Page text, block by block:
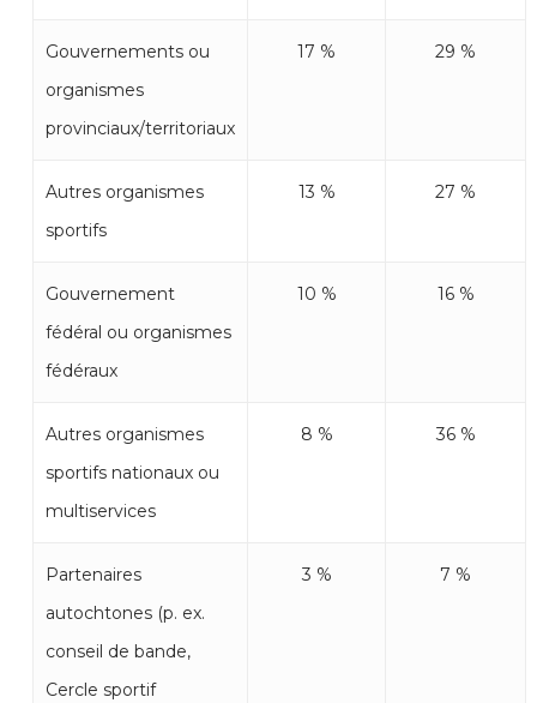
Gouvernements ou
organismes
provinciaux/territoriaux
17 % 29 %
Autres organismes
sportifs
13 % 27 %
Gouvernement
fédéral ou organismes
fédéraux
10 % 16 %
Autres organismes
sportifs nationaux ou
multiservices
8 % 36 %
Partenaires
autochtones (p. ex.
conseil de bande,
Cercle sportif
3 % 7 %